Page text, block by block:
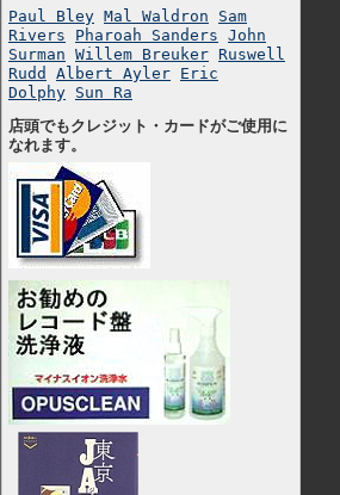
Paul Bley Mal Waldron
Sam
Rivers
Pharoah Sanders John
Surman Willem Breuker Ruswell
Rudd
Albert Ayler Eric
Dolphy Sun Ra
店頭でもクレジット・カードがご使用に
なれます。